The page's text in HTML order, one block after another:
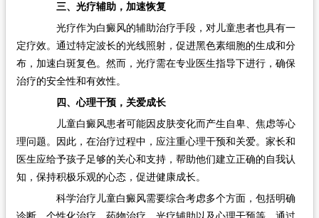
三、光疗辅助，加速恢复
光疗作为白癜风的辅助治疗手段，对儿童患者也具有一
定疗效。通过特定波长的光线照射，促进黑色素细胞的生成和分
布，加速白斑复色。然而，光疗需在专业医生指导下进行，确保
治疗的安全性和有效性。
四、心理干预，关爱成长
儿童白癜风患者可能因皮肤变化而产生自卑、焦虑等心
理问题。因此，在治疗过程中，应注重心理干预和关爱。家长和
医生应给予孩子足够的关心和支持，帮助他们建立正确的自我认
知，保持积极乐观的心态，促进健康成长。
科学治疗儿童白癜风需要综合考虑多个方面，包括明确